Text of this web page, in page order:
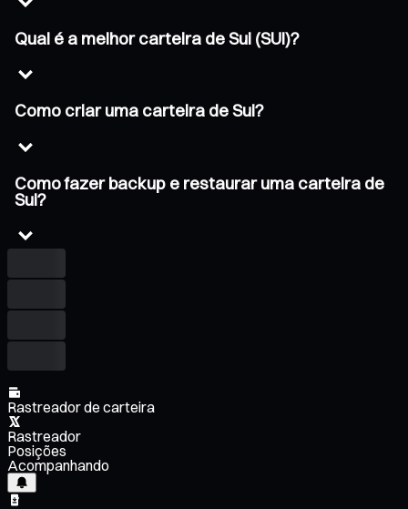
Qual é a melhor carteira de Sui (SUI)?
Como criar uma carteira de Sui?
Como fazer backup e restaurar uma carteira de
Sui?
Rastreador de carteira
Rastreador
Posições
Acompanhando